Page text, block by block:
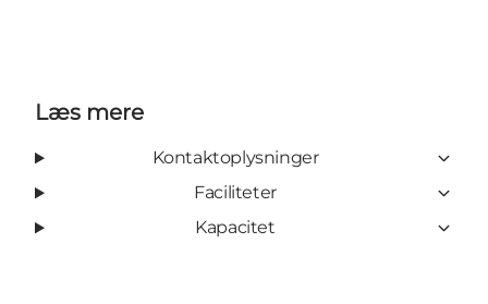
Læs mere
Kontaktoplysninger
Faciliteter
Kapacitet